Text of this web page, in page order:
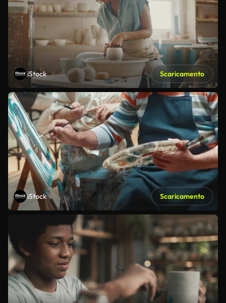
iStock Scaricamento
iStock Scaricamento